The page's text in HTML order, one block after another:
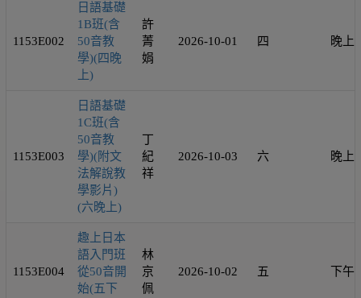
1153E002
日語基礎
1B班(含
50音教
學)(四晚
上)
許
菁
娟
2026-10-01 四 晚上
1153E003
日語基礎
1C班(含
50音教
學)(附文
法解說教
學影片)
(六晚上)
丁
紀
祥
2026-10-03 六 晚上
1153E004
趣上日本
語入門班
從50音開
始(五下
林
京
佩
2026-10-02 五 下午